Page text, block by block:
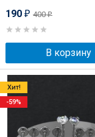
190 ₽ 400₽
В корзину
Хит!
-59%